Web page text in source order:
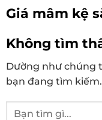
Giá mâm kệ
Không tìm
Dường như chúng
bạn đang tìm